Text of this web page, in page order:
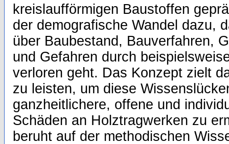
kreislaufförmigen Baustoffen
der demografische Wandel dazu,
über Baubestand, Bauverfahren,
und Gefahren durch
verloren geht. Das Konzept zielt
zu leisten, um diese
ganzheitlichere, offene und
Schäden an Holztragwerken zu
beruht auf der methodischen